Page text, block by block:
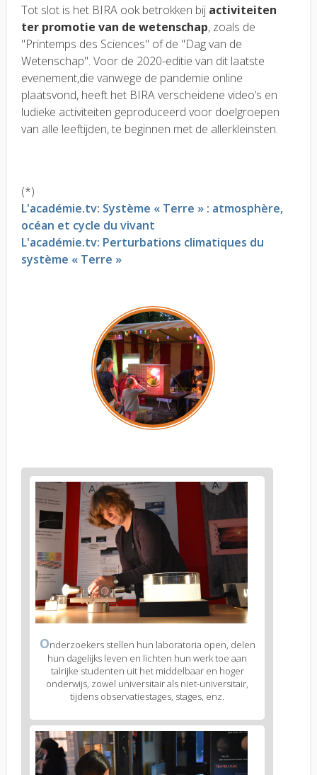
Tot slot is het BIRA ook betrokken bij activiteiten
ter promotie van de wetenschap, zoals de
"Printemps des Sciences" of de "Dag van de
Wetenschap". Voor de 2020-editie van dit laatste
evenement,die vanwege de pandemie online
plaatsvond, heeft het BIRA verscheidene video’s en
ludieke activiteiten geproduceerd voor doelgroepen
van alle leeftijden, te beginnen met de allerkleinsten.
(*)
L'académie.tv: Système « Terre » : atmosphère,
océan et cycle du vivant
L'académie.tv: Perturbations climatiques du
système « Terre »
Figure
2
body
text
Figure
caption
(legend)
Onderzoekers stellen hun laboratoria open, delen
hun dagelijks leven en lichten hun werk toe aan
talrijke studenten uit het middelbaar en hoger
onderwijs, zowel universitair als niet-universitair,
tijdens observatiestages, stages, enz.
Figure
3
body